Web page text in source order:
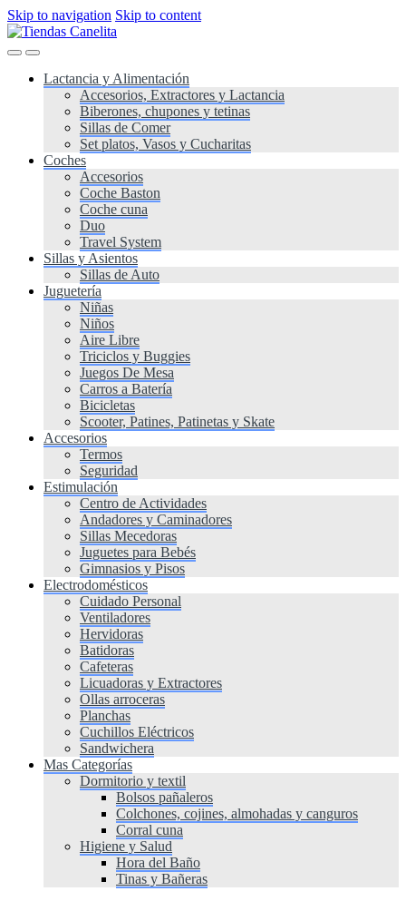
Skip to navigation Skip to content
Lactancia y Alimentación
Accesorios, Extractores y Lactancia
Biberones, chupones y tetinas
Sillas de Comer
Set platos, Vasos y Cucharitas
Coches
Accesorios
Coche Baston
Coche cuna
Duo
Travel System
Sillas y Asientos
Sillas de Auto
Juguetería
Niñas
Niños
Aire Libre
Triciclos y Buggies
Juegos De Mesa
Carros a Batería
Bicicletas
Scooter, Patines, Patinetas y Skate
Accesorios
Termos
Seguridad
Estimulación
Centro de Actividades
Andadores y Caminadores
Sillas Mecedoras
Juguetes para Bebés
Gimnasios y Pisos
Electrodomésticos
Cuidado Personal
Ventiladores
Hervidoras
Batidoras
Cafeteras
Licuadoras y Extractores
Ollas arroceras
Planchas
Cuchillos Eléctricos
Sandwichera
Mas Categorías
Dormitorio y textil
Bolsos pañaleros
Colchones, cojines, almohadas y canguros
Corral cuna
Higiene y Salud
Hora del Baño
Tinas y Bañeras